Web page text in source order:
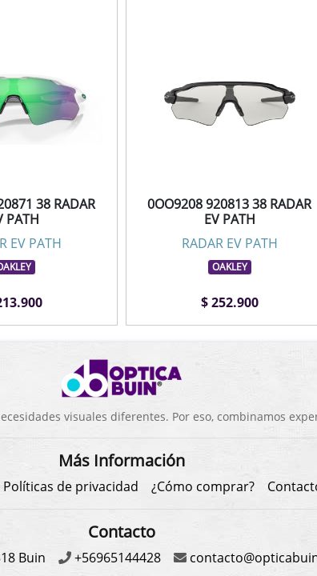
38 RADAR
PATH
EV PATH
0OO9208 920813 38 RADAR
EV PATH
RADAR EV PATH
OAKLEY
$ 252.900
visuales diferentes. Por eso, combinamos
Más Información
Políticas de privacidad ¿Cómo comprar?
Contacto
Buin +56965144428